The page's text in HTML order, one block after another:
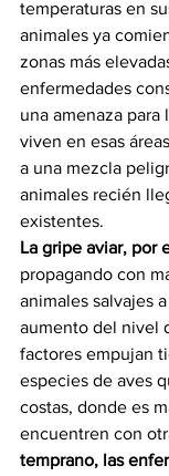
temperaturas en
animales ya
zonas más
enfermedades
una amenaza para
viven en esas
a una mezcla
animales recién
existentes.
La gripe aviar, por
propagando con
animales salvajes
aumento del nivel
factores empujan
especies de aves
costas, donde es
encuentren con
temprano, las